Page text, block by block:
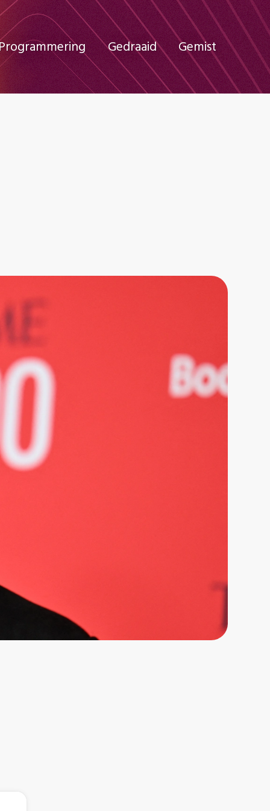
Gedraaid Gemist